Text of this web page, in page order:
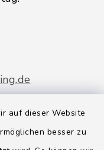
auf dieser Website
besser zu